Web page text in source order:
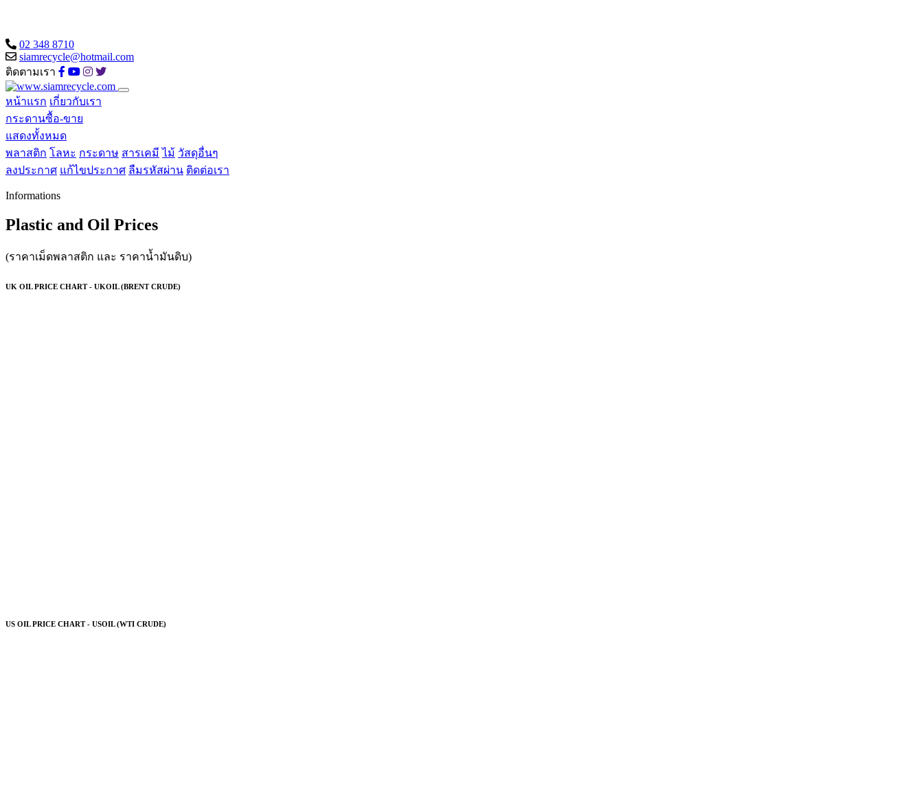
02 348 8710
siamrecycle@hotmail.com
ติดตามเรา
หน้าแรก เกี่ยวกับเรา
กระดานซื้อ-ขาย
แสดงทั้งหมด
พลาสติก โลหะ กระดาษ สารเคมี ไม้ วัสดุอื่นๆ
ลงประกาศ แก้ไขประกาศ ลืมรหัสผ่าน ติดต่อเรา
Informations
Plastic and Oil Prices
(ราคาเม็ดพลาสติก และ ราคาน้ำมันดิบ)
UK OIL PRICE CHART - UKOIL (BRENT CRUDE)
US OIL PRICE CHART - USOIL (WTI CRUDE)